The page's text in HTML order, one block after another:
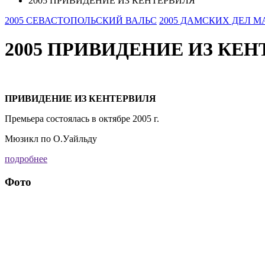
2005 СЕВАСТОПОЛЬСКИЙ ВАЛЬС 2005 ДАМСКИХ ДЕЛ
2005 ПРИВИДЕНИЕ ИЗ
ПРИВИДЕНИЕ ИЗ КЕНТЕРВИЛЯ
Премьера состоялась в октябре 2005 г.
Мюзикл по О.Уайльду
подробнее
Фото